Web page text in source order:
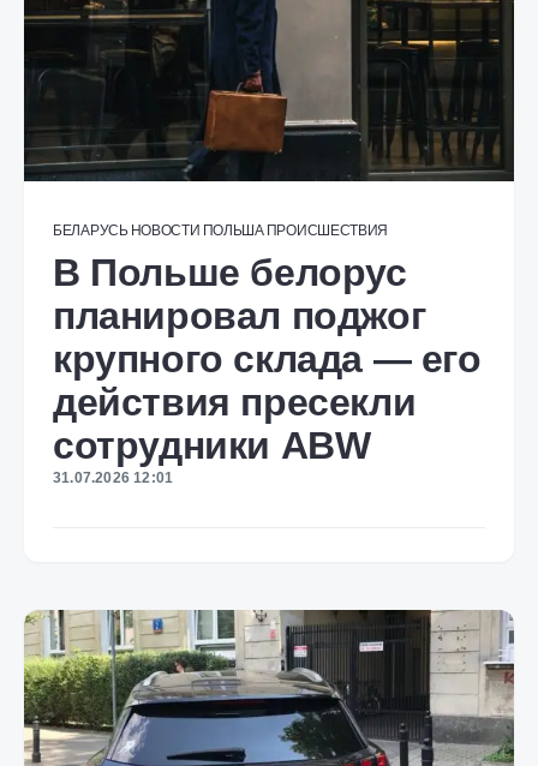
БЕЛАРУСЬ НОВОСТИ ПОЛЬША ПРОИСШЕСТВИЯ
В Польше белорус
планировал поджог
крупного склада — его
действия пресекли
сотрудники ABW
31.07.2026 12:01